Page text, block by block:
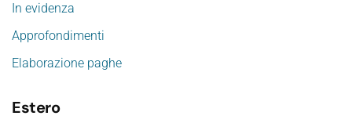
In evidenza
Approfondimenti
Elaborazione paghe
Estero